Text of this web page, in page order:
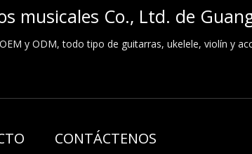
musicales Co., Ltd. de
y ODM, todo tipo de guitarras, ukelele, violín y
CONTÁCTENOS